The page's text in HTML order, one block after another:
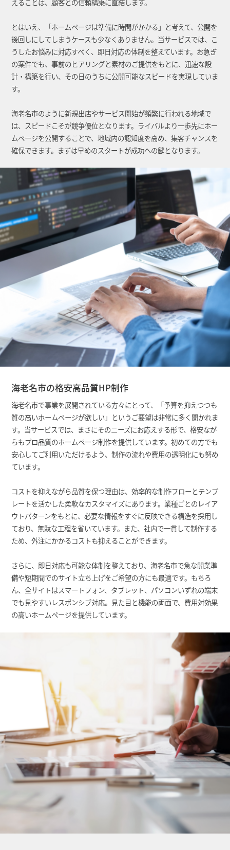
とはいえ、「ホームページは準備に時間がかかる」と考えて、公開を
後回しにしてしまうケースも少なくありません。当サービスでは、こ
うしたお悩みに対応すべく、即日対応の体制を整えています。お急ぎ
の案件でも、事前のヒアリングと素材のご提供をもとに、迅速な設
計・構築を行い、その日のうちに公開可能なスピードを実現していま
す。
海老名市のように新規出店やサービス開始が頻繁に行われる地域で
は、スピードこそが競争優位となります。ライバルより一歩先にホー
ムページを公開することで、地域内の認知度を高め、集客チャンスを
確保できます。まずは早めのスタートが成功への鍵となります。
海老名市の格安高品質HP制作
海老名市で事業を展開されている方々にとって、「予算を抑えつつも
質の高いホームページが欲しい」というご要望は非常に多く聞かれま
す。当サービスでは、まさにそのニーズにお応えする形で、格安なが
らもプロ品質のホームページ制作を提供しています。初めての方でも
安心してご利用いただけるよう、制作の流れや費用の透明化にも努め
ています。
コストを抑えながら品質を保つ理由は、効率的な制作フローとテンプ
レートを活かした柔軟なカスタマイズにあります。業種ごとのレイア
ウトパターンをもとに、必要な情報をすぐに反映できる構造を採用し
ており、無駄な工程を省いています。また、社内で一貫して制作する
ため、外注にかかるコストも抑えることができます。
さらに、即日対応も可能な体制を整えており、海老名市で急な開業準
備や短期間でのサイト立ち上げをご希望の方にも最適です。もちろ
ん、全サイトはスマートフォン、タブレット、パソコンいずれの端末
でも見やすいレスポンシブ対応。見た目と機能の両面で、費用対効果
の高いホームページを提供しています。